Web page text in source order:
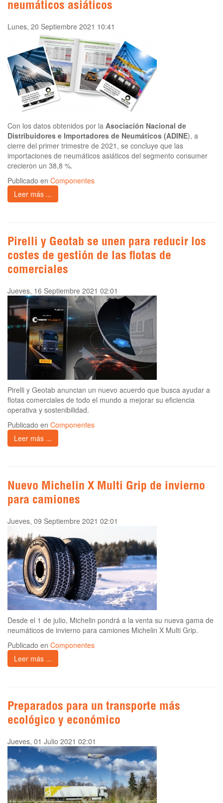
neumáticos asiáticos
Lunes, 20 Septiembre 2021 10:41
Con los datos obtenidos por la Asociación Nacional de
Distribuidores e Importadores de Neumáticos (ADINE), a
cierre del primer trimestre de 2021, se concluye que las
importaciones de neumáticos asiáticos del segmento consumer
crecieron un 38,8 %.
Publicado en Componentes
Leer más ...
Pirelli y Geotab se unen para reducir los
costes de gestión de las flotas de
comerciales
Jueves, 16 Septiembre 2021 02:01
Pirelli y Geotab anuncian un nuevo acuerdo que busca ayudar a
flotas comerciales de todo el mundo a mejorar su eficiencia
operativa y sostenibilidad.
Publicado en Componentes
Leer más ...
Nuevo Michelin X Multi Grip de invierno
para camiones
Jueves, 09 Septiembre 2021 02:01
Desde el 1 de julio, Michelin pondrá a la venta su nueva gama de
neumáticos de invierno para camiones Michelin X Multi Grip.
Publicado en Componentes
Leer más ...
Preparados para un transporte más
ecológico y económico
Jueves, 01 Julio 2021 02:01